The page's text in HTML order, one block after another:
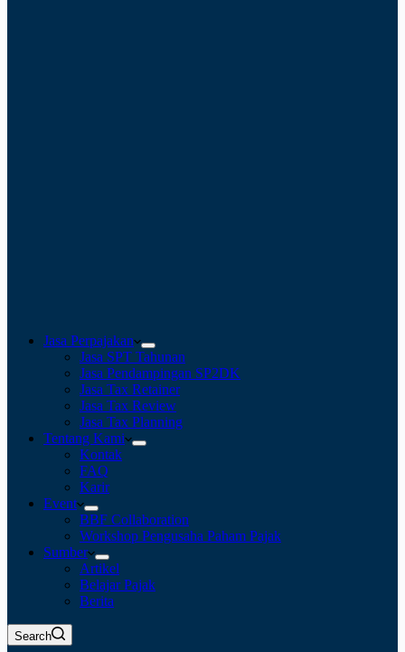
Jasa Perpajakan
Jasa SPT Tahunan
Jasa Pendampingan SP2DK
Jasa Tax Retainer
Jasa Tax Review
Jasa Tax Planning
Tentang Kami
Kontak
FAQ
Karir
Event
BBF Collaboration
Workshop Pengusaha Paham Pajak
Sumber
Artikel
Belajar Pajak
Berita
Search